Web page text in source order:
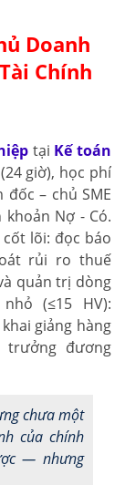
Doanh
Chính
tại Kế toán
giờ), học phí
đốc – chủ SME
Nợ - Có.
lõi: đọc báo
rủi ro thuế
quản trị dòng
(≤15 HV):
giảng hàng
trưởng đương
chưa một
của chính
— nhưng